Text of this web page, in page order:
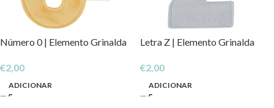
Número 0 | Elemento Grinalda
€2,00
ADICIONAR
Letra Z | Elemento Grinalda
€2,00
ADICIONAR